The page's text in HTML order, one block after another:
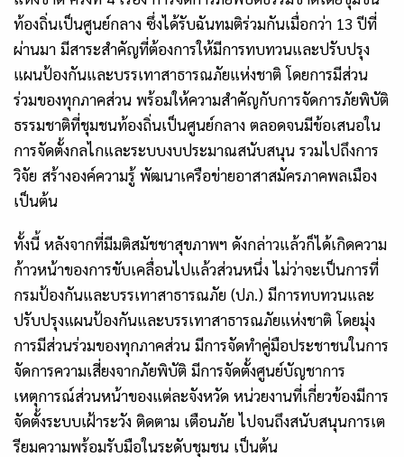
ท้องถิ่นเป็นศูนย์กลาง ซึ่งได้รับฉันทมติร่วมกันเมื่อกว่า 13 ปีที่
ผ่านมา มีสาระสำคัญที่ต้องการให้มีการทบทวนและปรับปรุง
แผนป้องกันและบรรเทาสาธารณภัยแห่งชาติ โดยการมีส่วน
ร่วมของทุกภาคส่วน พร้อมให้ความสำคัญกับการจัดการภัยพิบัติ
ธรรมชาติที่ชุมชนท้องถิ่นเป็นศูนย์กลาง ตลอดจนมีข้อเสนอใน
การจัดตั้งกลไกและระบบงบประมาณสนับสนุน รวมไปถึงการ
วิจัย สร้างองค์ความรู้ พัฒนาเครือข่ายอาสาสมัครภาคพลเมือง
เป็นต้น
ทั้งนี้ หลังจากที่มีมติสมัชชาสุขภาพฯ ดังกล่าวแล้วก็ได้เกิดความ
ก้าวหน้าของการขับเคลื่อนไปแล้วส่วนหนึ่ง ไม่ว่าจะเป็นการที่
กรมป้องกันและบรรเทาสาธารณภัย (ปภ.) มีการทบทวนและ
ปรับปรุงแผนป้องกันและบรรเทาสาธารณภัยแห่งชาติ โดยมุ่ง
การมีส่วนร่วมของทุกภาคส่วน มีการจัดทำคู่มือประชาชนในการ
จัดการความเสี่ยงจากภัยพิบัติ มีการจัดตั้งศูนย์บัญชาการ
เหตุการณ์ส่วนหน้าของแต่ละจังหวัด หน่วยงานที่เกี่ยวข้องมีการ
จัดตั้งระบบเฝ้าระวัง ติดตาม เตือนภัย ไปจนถึงสนับสนุนการเต
รียมความพร้อมรับมือในระดับชุมชน เป็นต้น